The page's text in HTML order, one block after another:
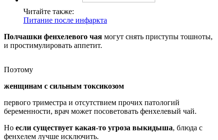
Читайте также:
Питание после инфаркта
Полчашки фенхелевого чая могут снять приступы тошноты,
и простимулировать аппетит.
Поэтому
женщинам с сильным токсикозом
первого триместра и отсутствием прочих патологий
беременности, врач может посоветовать фенхелевый чай.
Но если существует какая-то угроза выкидыша, блюда с
фенхелем лучше исключить.